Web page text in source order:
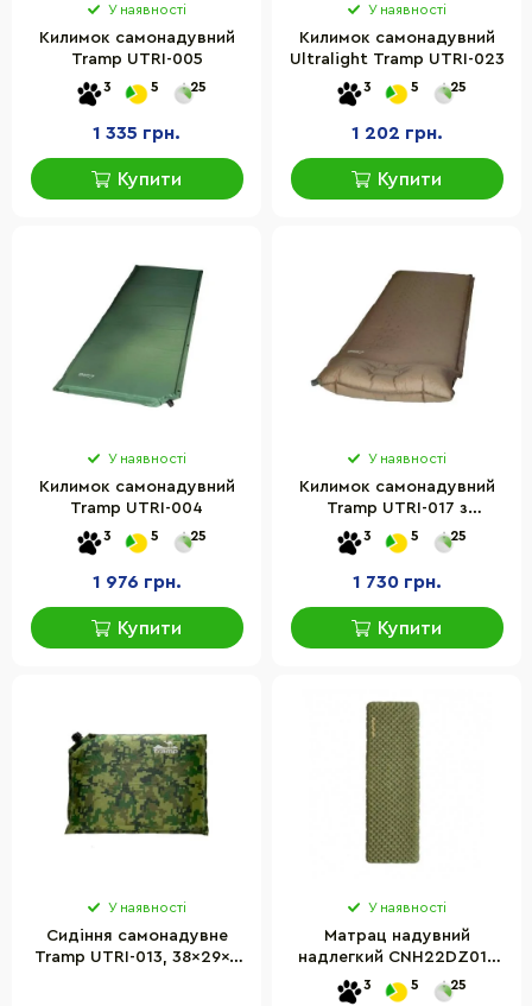
У наявності
Килимок самонадувний
Tramp UTRI-005
3 5 25
1 335 грн.
Купити
У наявності
Килимок самонадувний
Ultralight Tramp UTRI-023
3 5 25
1 202 грн.
Купити
У наявності
Килимок самонадувний
Tramp UTRI-004
3 5 25
1 976 грн.
Купити
У наявності
Килимок самонадувний
Tramp UTRI-017 з
подушкою
3 5 25
1 730 грн.
Купити
У наявності
Сидіння самонадувне
Tramp UTRI-013, 38x29x5
У наявності
Матрац надувний
надлегкий CNH22DZ018
Naturehike 6975641888611
з мішком для надування,
3 5 25